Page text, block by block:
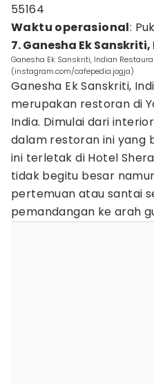
55164
Waktu operasional:
7. Ganesha Ek
Ganesha Ek Sanskriti, Indian
(instagram.com/cafepedia.jogja)
Ganesha Ek Sanskriti,
merupakan restoran di
India. Dimulai dari
dalam restoran ini yang
ini terletak di Hotel
tidak begitu besar
pertemuan atau santai
pemandangan ke arah